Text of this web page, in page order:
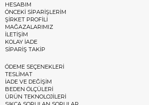
HESABIM
ÖNCEKİ SİPARİŞLERİM
ŞİRKET PROFİLİ
MAĞAZALARIMIZ
İLETİŞİM
KOLAY İADE
SİPARİŞ TAKİP
ÖDEME SEÇENEKLERİ
TESLİMAT
İADE VE DEĞİŞİM
BEDEN ÖLÇÜLERİ
ÜRÜN TEKNOLOJİLERİ